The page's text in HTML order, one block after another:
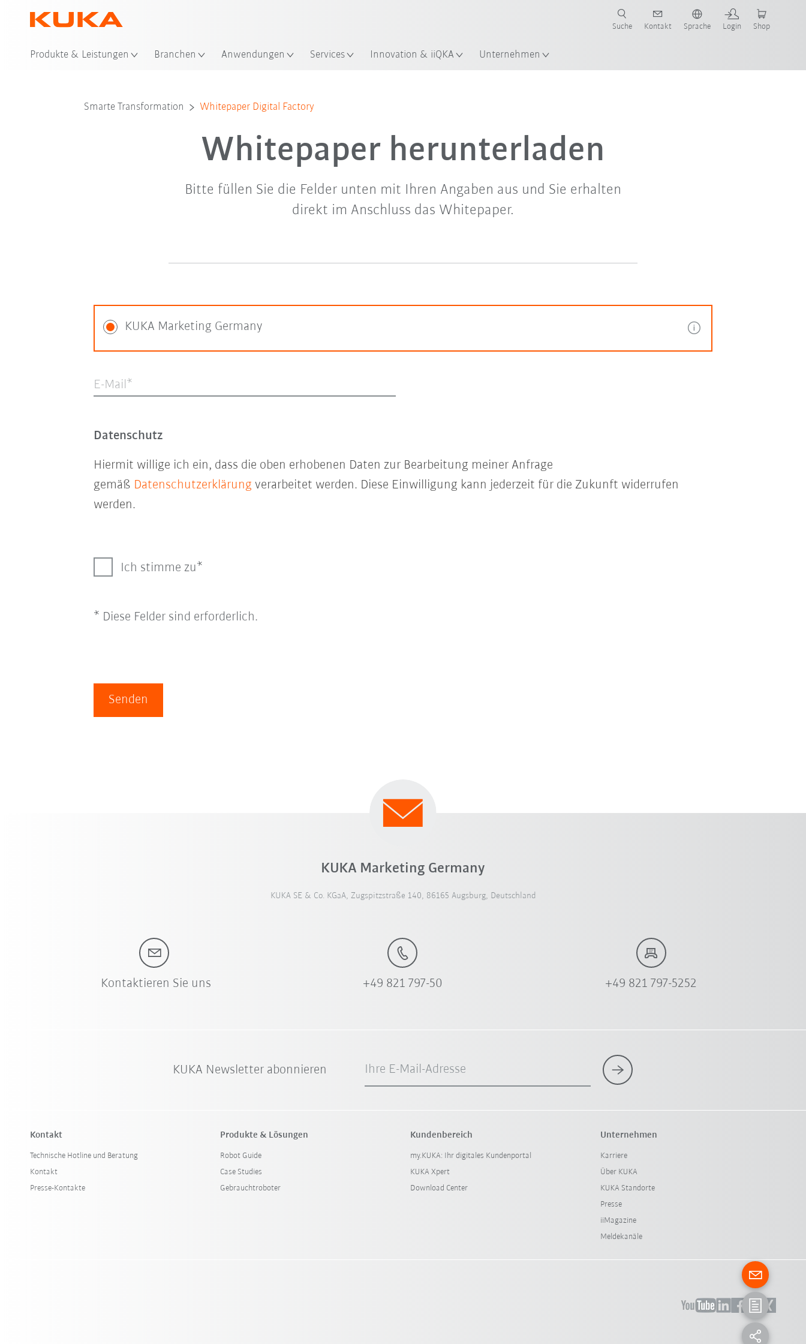
Produkte & Leistungen Branchen Anwendungen Services Innovation & iiQKA Unternehmen
Suche Kontakt Sprache Login Shop
Smarte Transformation Whitepaper Digital Factory
Whitepaper herunterladen
Bitte füllen Sie die Felder unten mit Ihren Angaben aus und Sie erhalten
direkt im Anschluss das Whitepaper.
KUKA Marketing Germany
E-Mail
Datenschutz
Hiermit willige ich ein, dass die oben erhobenen Daten zur Bearbeitung meiner Anfrage
gemäß Datenschutzerklärung verarbeitet werden. Diese Einwilligung kann jederzeit für die Zukunft widerrufen
werden.
Ich stimme zu
* Diese Felder sind erforderlich.
Senden
KUKA Marketing Germany
KUKA SE & Co. KGaA, Zugspitzstraße 140, 86165 Augsburg, Deutschland
Kontaktieren Sie uns +49 821 797-50 +49 821 797-5252
KUKA Newsletter abonnieren Ihre E-Mail-Adresse
Kontakt
Technische Hotline und Beratung
Kontakt
Presse-Kontakte
Produkte & Lösungen
Robot Guide
Case Studies
Gebrauchtroboter
Kundenbereich
my.KUKA: Ihr digitales Kundenportal
KUKA Xpert
Download Center
Unternehmen
Karriere
Über KUKA
KUKA Standorte
Presse
iiMagazine
Meldekanäle